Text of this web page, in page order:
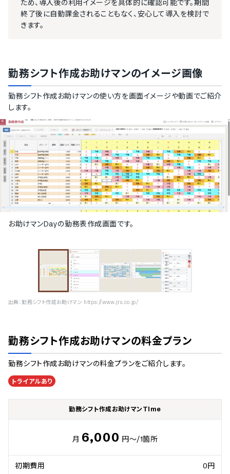
ため、導入後の利用イメージを具体的に確認可能です。期間
終了後に自動課金されることもなく、安心して導入を検討で
きます。
勤務シフト作成お助けマンのイメージ画像
勤務シフト作成お助けマンの使い方を画面イメージや動画でご紹介
します。
お助けマンDayの勤務表作成画面です。
出典：勤務シフト作成お助けマン https://www.jrs.co.jp/
勤務シフト作成お助けマンの料金プラン
勤務シフト作成お助けマンの料金プランをご紹介します。
トライアルあり
勤務シフト作成お助けマンTime
月 6,000 円～/1箇所
初期費用 0円